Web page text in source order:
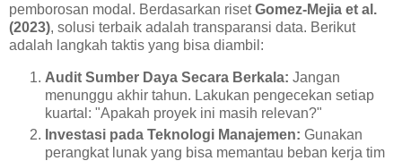
pemborosan modal. Berdasarkan risetGomez-Mejia et al.
(2023), solusi terbaik adalah transparansi data. Berikut
adalah langkah taktis yang bisa diambil:
Audit Sumber Daya Secara Berkala: Jangan
menunggu akhir tahun. Lakukan pengecekan setiap
kuartal: "Apakah proyek ini masih relevan?"
Investasi pada Teknologi Manajemen: Gunakan
perangkat lunak yang bisa memantau beban kerja tim